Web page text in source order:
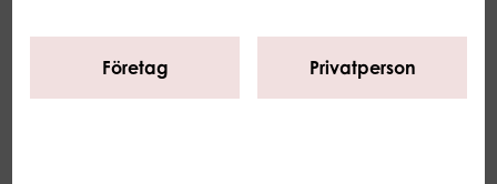
Företag Privatperson